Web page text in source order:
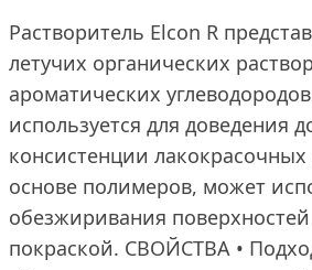
Растворитель Elcon R
летучих органических
ароматических
используется для доведения
консистенции
основе полимеров, может
обезжиривания
покраской. СВОЙСТВА •